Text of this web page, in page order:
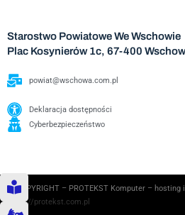
Starostwo Powiatowe We Wschowie
Plac Kosynierów 1c, 67-400
powiat@wschowa.com.pl
Deklaracja dostępności
Cyberbezpieczeństwo
© COPYRIGHT – PROTEKST Komputer – hosting
https://protekst.com.pl